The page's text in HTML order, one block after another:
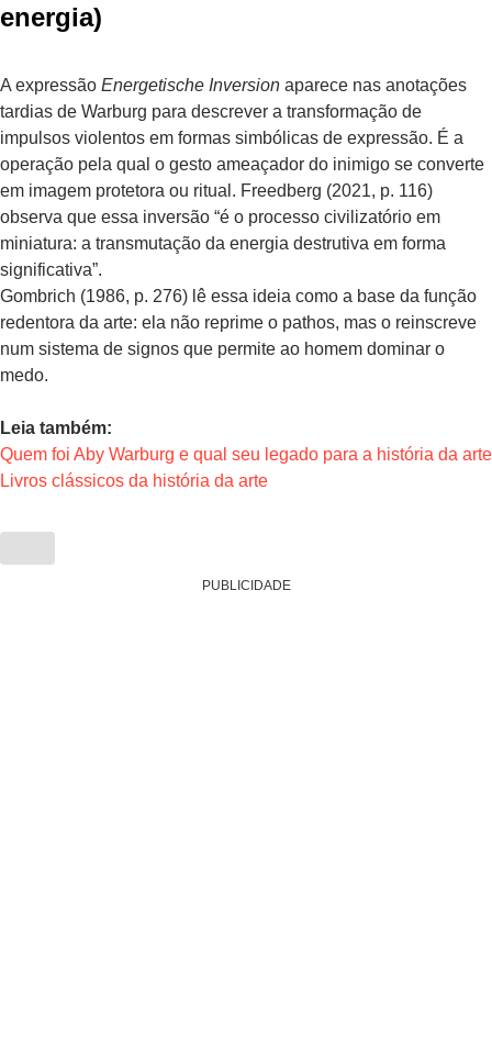
energia)
A expressão Energetische Inversion aparece nas anotações
tardias de Warburg para descrever a transformação de
impulsos violentos em formas simbólicas de expressão. É a
operação pela qual o gesto ameaçador do inimigo se converte
em imagem protetora ou ritual. Freedberg (2021, p. 116)
observa que essa inversão “é o processo civilizatório em
miniatura: a transmutação da energia destrutiva em forma
significativa”.
Gombrich (1986, p. 276) lê essa ideia como a base da função
redentora da arte: ela não reprime o pathos, mas o reinscreve
num sistema de signos que permite ao homem dominar o
medo.
Leia também:
Quem foi Aby Warburg e qual seu legado para a história da arte
Livros clássicos da história da arte
PUBLICIDADE